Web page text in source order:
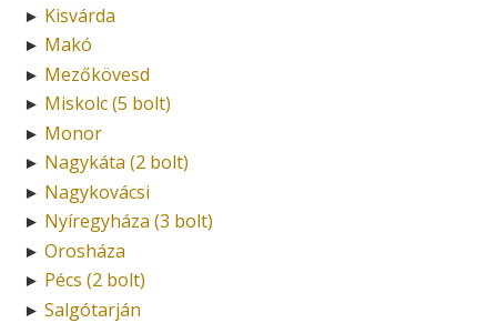
► Kisvárda
► Makó
► Mezőkövesd
► Miskolc (5 bolt)
► Monor
► Nagykáta (2 bolt)
► Nagykovácsi
► Nyíregyháza (3 bolt)
► Orosháza
► Pécs (2 bolt)
► Salgótarján